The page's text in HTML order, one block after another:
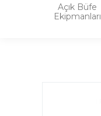
Açık Büfe
Ekipmanları